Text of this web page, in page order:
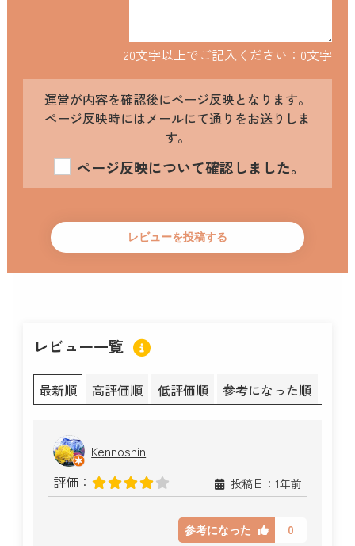
20文字以上でご記入ください： 0文字
運営が内容を確認後にページ反映となります。
ページ反映時にはメールにて通りをお送りしま
す。
ページ反映について確認しました。
レビュー一覧
最新順 高評価順 低評価順 参考になった順
Kennoshin
評価：
投稿日：1年前
参考になった 0